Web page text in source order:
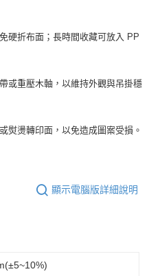
硬折布面；長時間收藏可放入 PP
或重壓木軸，以維持外觀與吊掛穩
熨燙轉印面，以免造成圖案受損。
顯示電腦版詳細說明